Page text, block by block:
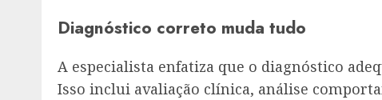
Diagnóstico correto muda tudo
A especialista enfatiza que o diagnóstico
Isso inclui avaliação clínica, análise